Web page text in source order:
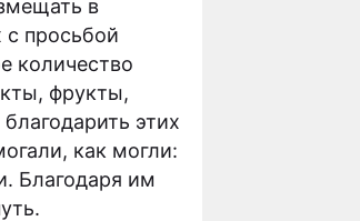
в
просьбой
количество
фрукты,
этих
как могли:
Благодаря им